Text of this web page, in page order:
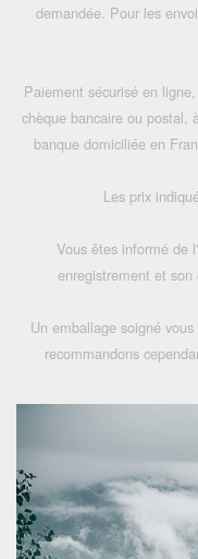
demandée. Pour les
Paiement sécurisé en
chèque bancaire ou postal,
banque domiciliée en
Les prix
Vous êtes informé de
enregistrement et son
Un emballage soigné
recommandons